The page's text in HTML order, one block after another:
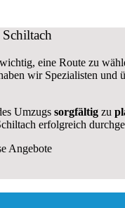
eine Route zu
wir Spezialisten und
Umzugs sorgfältigzu
erfolgreich
Angebote